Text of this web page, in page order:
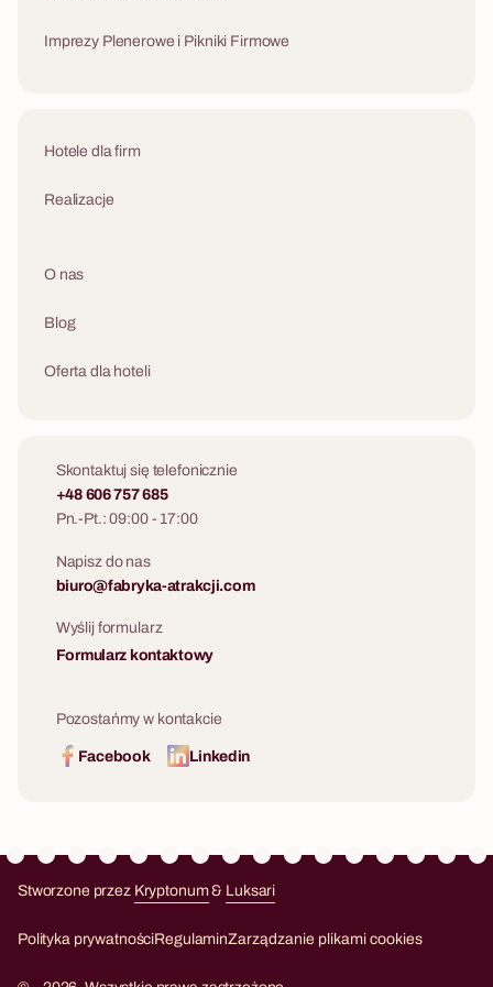
Imprezy Plenerowe i Pikniki Firmowe
Hotele dla firm
Realizacje
O nas
Blog
Oferta dla hoteli
Skontaktuj się telefonicznie
+48 606 757 685
Pn.-Pt.: 09:00 - 17:00
Napisz do nas
biuro@fabryka-atrakcji.com
Wyślij formularz
Formularz kontaktowy
Pozostańmy w kontakcie
Facebook Linkedin
Stworzone przez Kryptonum& Luksari
Polityka prywatnościRegulaminZarządzanie plikami cookies